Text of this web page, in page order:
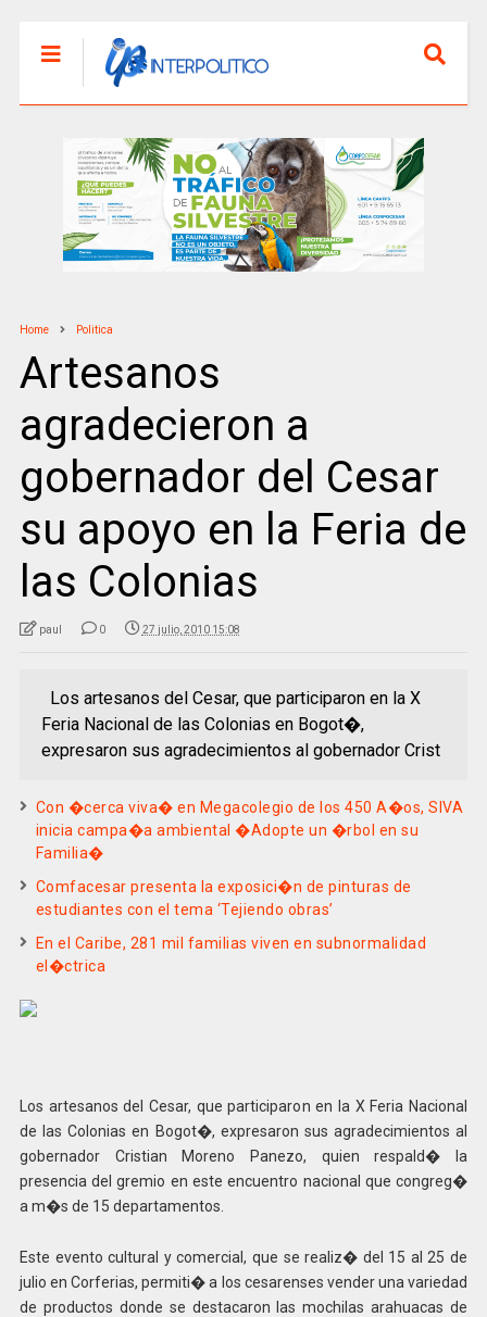
Home Politica
Artesanos
agradecieron a
gobernador del Cesar
su apoyo en la Feria de
las Colonias
paul 0 27 julio, 2010 15:08
Los artesanos del Cesar, que participaron en la X
Feria Nacional de las Colonias en Bogot�,
expresaron sus agradecimientos al gobernador Crist
Con �cerca viva� en Megacolegio de los 450 A�os, SIVA
inicia campa�a ambiental �Adopte un �rbol en su
Familia�
Comfacesar presenta la exposici�n de pinturas de
estudiantes con el tema ‘Tejiendo obras’
En el Caribe, 281 mil familias viven en subnormalidad
el�ctrica
Los artesanos del Cesar, que participaron en la X Feria Nacional
de las Colonias en Bogot�, expresaron sus agradecimientos al
gobernador Cristian Moreno Panezo, quien respald� la
presencia del gremio en este encuentro nacional que congreg�
a m�s de 15 departamentos.
Este evento cultural y comercial, que se realiz� del 15 al 25 de
julio en Corferias, permiti� a los cesarenses vender una variedad
de productos donde se destacaron las mochilas arahuacas de